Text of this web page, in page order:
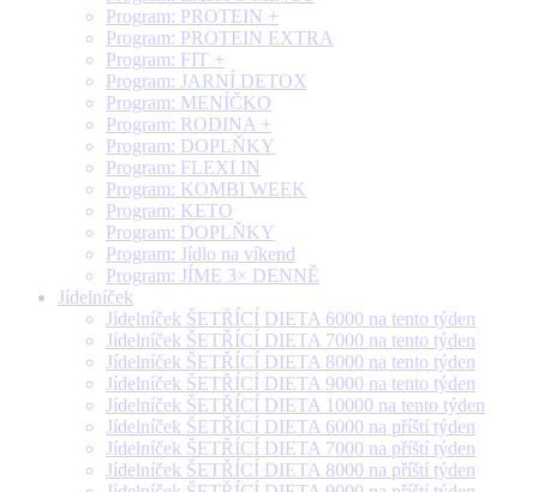
Program: PROTEIN +
Program: PROTEIN EXTRA
Program: FIT +
Program: JARNÍ DETOX
Program: MENÍČKO
Program: RODINA +
Program: DOPLŇKY
Program: FLEXI IN
Program: KOMBI WEEK
Program: KETO
Program: DOPLŇKY
Program: Jídlo na víkend
Program: JÍME 3× DENNĚ
Jídelníček
Jídelníček ŠETŘÍCÍ DIETA 6000 na tento týden
Jídelníček ŠETŘÍCÍ DIETA 7000 na tento týden
Jídelníček ŠETŘÍCÍ DIETA 8000 na tento týden
Jídelníček ŠETŘÍCÍ DIETA 9000 na tento týden
Jídelníček ŠETŘÍCÍ DIETA 10000 na tento týden
Jídelníček ŠETŘÍCÍ DIETA 6000 na příští týden
Jídelníček ŠETŘÍCÍ DIETA 7000 na příští týden
Jídelníček ŠETŘÍCÍ DIETA 8000 na příští týden